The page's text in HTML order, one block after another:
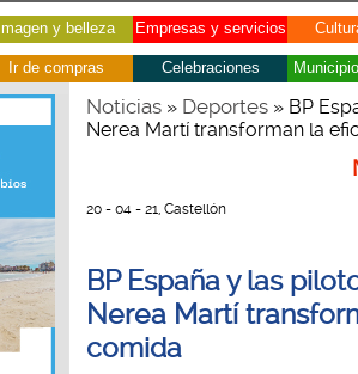
Imagen y belleza Empresas y servicios
Ir de compras Celebraciones
Noticias» Deportes» BP
Nerea Martí transforman la
20 - 04 - 21, Castellón
BP España y las
Nerea Martí
comida